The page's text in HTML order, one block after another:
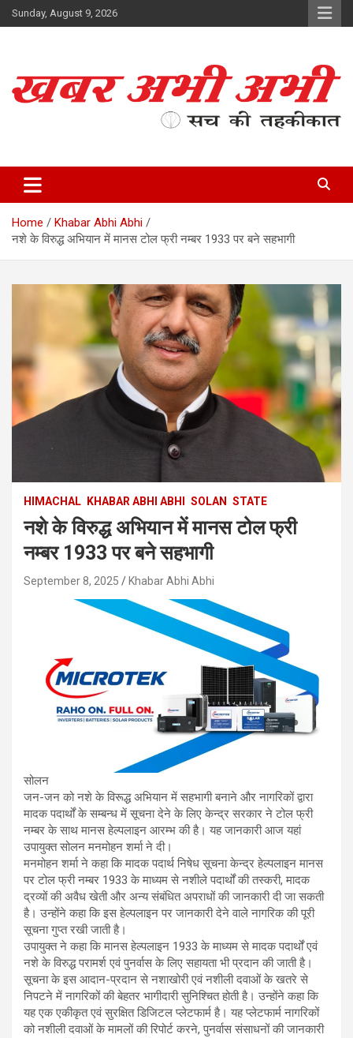
Skip
to
Sunday, August 9, 2026
Home
Khabar Abhi Abhi
नशे के विरुद्ध अभियान में मानस टोल फ्री नम्बर 1933 पर बने सहभागी
HIMACHAL KHABAR ABHI ABHI SOLAN STATE
नशे के विरुद्ध अभियान में मानस टोल फ्री
नम्बर 1933 पर बने सहभागी
September 8, 2025 Khabar Abhi Abhi
सोलन
जन-जन को नशे के विरूद्ध अभियान में सहभागी बनाने और नागरिकों द्वारा
मादक पदार्थों के सम्बन्ध में सूचना देने के लिए केन्द्र सरकार ने टोल फ्री
नम्बर के साथ मानस हेल्पलाइन आरम्भ की है। यह जानकारी आज यहां
उपायुक्त सोलन मनमोहन शर्मा ने दी।
मनमोहन शर्मा ने कहा कि मादक पदार्थ निषेध सूचना केन्द्र हेल्पलाइन मानस
पर टोल फ्री नम्बर 1933 के माध्यम से नशीले पदार्थों की तस्करी, मादक
द्रव्यों की अवैध खेती और अन्य संबंधित अपराधों की जानकारी दी जा सकती
है। उन्होंने कहा कि इस हेल्पलाइन पर जानकारी देने वाले नागरिक की पूरी
सूचना गुप्त रखी जाती है।
उपायुक्त ने कहा कि मानस हेल्पलाइन 1933 के माध्यम से मादक पदार्थों एवं
नशे के विरुद्ध परामर्श एवं पुनर्वास के लिए सहायता भी प्रदान की जाती है।
सूचना के इस आदान-प्रदान से नशाखोरी एवं नशीली दवाओं के खतरे से
निपटने में नागरिकों की बेहतर भागीदारी सुनिश्चित होती है। उन्होंने कहा कि
यह एक एकीकृत एवं सुरक्षित डिजिटल प्लेटफार्म है। यह प्लेटफार्म नागरिकों
को नशीली दवाओं के मामलों की रिपोर्ट करने, पुनर्वास संसाधनों की जानकारी